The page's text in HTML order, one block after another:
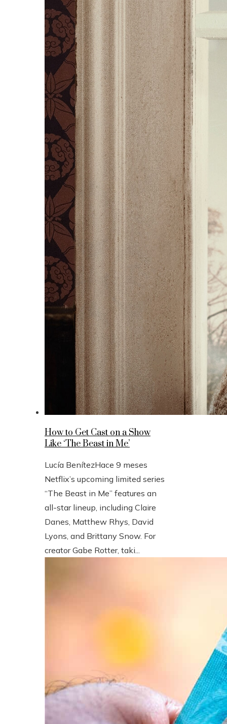
How to Get Cast on a Show
Like ‘The Beast in Me’
Lucía BenítezHace 9 meses
Netflix’s upcoming limited series
“The Beast in Me” features an
all-star lineup, including Claire
Danes, Matthew Rhys, David
Lyons, and Brittany Snow. For
creator Gabe Rotter, taki...